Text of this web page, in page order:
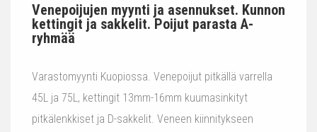
Venepoijujen myynti ja asennukset. Kunnon
kettingit ja sakkelit. Poijut parasta A-
ryhmää
Varastomyynti Kuopiossa. Venepoijut pitkällä varrella
45L ja 75L, kettingit 13mm-16mm kuumasinkityt
pitkälenkkiset ja D-sakkelit. Veneen kiinnitykseen